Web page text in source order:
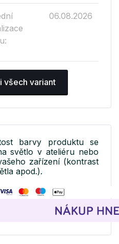
06.08.2026
všech variant
barvy produktu se
světlo v ateliéru nebo
zařízení (kontrast
apod.).